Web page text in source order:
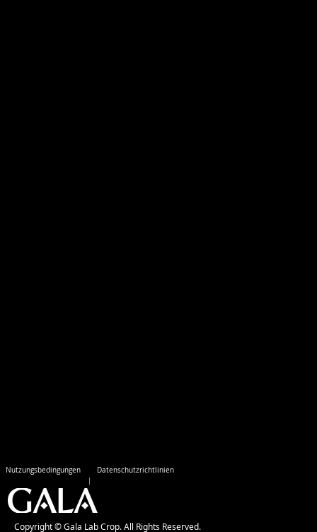
Nutzungsbedingungen Datenschutzrichtlinien
Copyright © Gala Lab Crop. All Rights Reserved.